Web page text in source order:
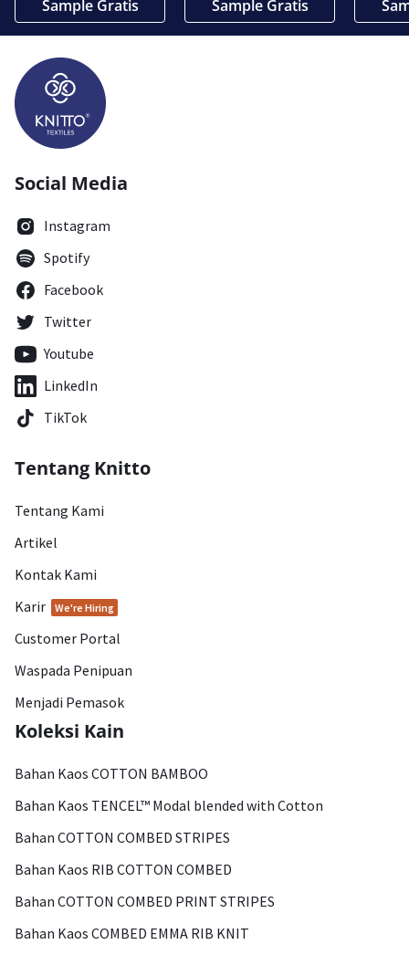
Sample Gratis Sample Gratis
Social Media
Instagram
Spotify
Facebook
Twitter
Youtube
LinkedIn
TikTok
Tentang Knitto
Tentang Kami
Artikel
Kontak Kami
Karir
We're Hiring
Customer Portal
Waspada Penipuan
Menjadi Pemasok
Koleksi Kain
Bahan Kaos COTTON BAMBOO
Bahan Kaos TENCEL™ Modal blended with Cotton
Bahan COTTON COMBED STRIPES
Bahan Kaos RIB COTTON COMBED
Bahan COTTON COMBED PRINT STRIPES
Bahan Kaos COMBED EMMA RIB KNIT